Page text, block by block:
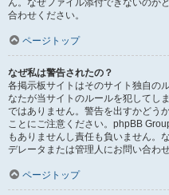
ん。なぜファイル添付できないのか
合わせください。
ページトップ
なぜ私は警告されたの？
各掲示板サイトはそのサイト独自の
なたが当サイトのルールを犯してし
ではありません。警告を出すかどう
ことにご注意ください。phpBB
もありませんし責任も負いません。
デレータまたは管理人にお問い合わせ
ページトップ